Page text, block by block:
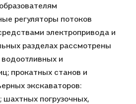
регуляторы потоков
электропривода и
разделах рассмотрены
и
прокатных станов и
экскаваторов:
шахтных погрузочных,